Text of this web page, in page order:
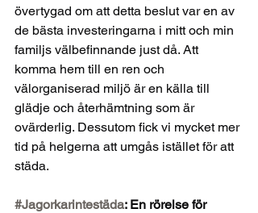
övertygad om att detta beslut var en av
de bästa investeringarna i mitt och min
familjs välbefinnande just då. Att
komma hem till en ren och
välorganiserad miljö är en källa till
glädje och återhämtning som är
ovärderlig. Dessutom fick vi mycket mer
tid på helgerna att umgås istället för att
städa.
#Jagorkarintestäda: En rörelse för